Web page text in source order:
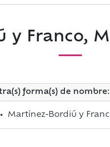
Franco,
forma(s) de nombre:
Martínez-Bordiú y